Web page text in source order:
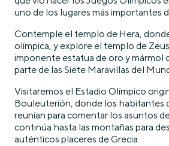
uno de los lugares más importantes
Contemple el templo de Hera,
olímpica, y explore el templo de
imponente estatua de oro y mármol
parte de las Siete Maravillas del
Visitaremos el Estadio Olímpico
Bouleuterión, donde los habitantes
reunían para comentar los asuntos
continúa hasta las montañas para
auténticos placeres de Grecia.